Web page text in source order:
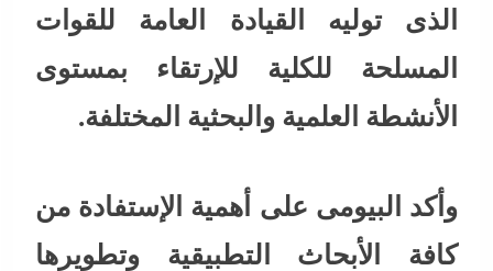
الذى توليه القيادة العامة للقوات
المسلحة للكلية للإرتقاء بمستوى
الأنشطة العلمية والبحثية المختلفة.
وأكد البيومى على أهمية الإستفادة من
كافة الأبحاث التطبيقية وتطويرها